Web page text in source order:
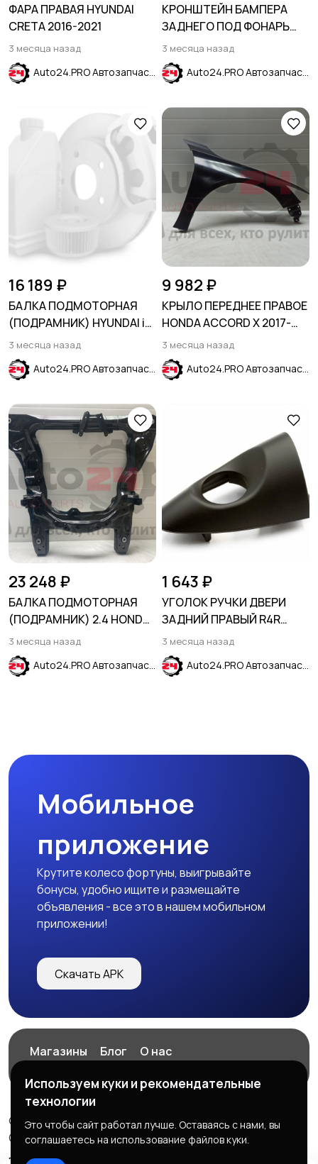
ФАРА ПРАВАЯ HYUNDAI
CRETA 2016-2021
3 месяца назад
Auto24.PRO Автозапчасти
КРОНШТЕЙН БАМПЕРА
ЗАДНЕГО ПОД ФОНАРЬ
ЛЕВЫЙ FORD ESCAPE
2020-
3 месяца назад
Auto24.PRO Автозапчасти
16 189 ₽
БАЛКА ПОДМОТОРНАЯ
(ПОДРАМНИК) HYUNDAI i
30 I 2007-2012 KIA CEED I
2006- 2,0 L
3 месяца назад
Auto24.PRO Автозапчасти
9 982 ₽
КРЫЛО ПЕРЕДНЕЕ ПРАВОЕ
HONDA ACCORD X 2017-
2023
3 месяца назад
Auto24.PRO Автозапчасти
23 248 ₽
БАЛКА ПОДМОТОРНАЯ
(ПОДРАМНИК) 2.4 HONDA
ACCORD VIII 2008-2015
3 месяца назад
Auto24.PRO Автозапчасти
1 643 ₽
УГОЛОК РУЧКИ ДВЕРИ
ЗАДНИЙ ПРАВЫЙ R4R
красный HYUNDAI CRETA
2016-2021
3 месяца назад
Auto24.PRO Автозапчасти
Мобильное
приложение
Крутите колесо фортуны, выигрывайте
бонусы, удобно ищите и размещайте
объявления - все это в нашем мобильном
приложении!
Скачать APK
Магазины Блог
О нас
© 2026 ExZz.ru - Маркетплейс Экспресс Заказ
ООО "ЭКЗЗ", ОГРН: 888333777444
Используем куки и рекомендательные
технологии
Это чтобы сайт работал лучше. Оставаясь с нами, вы
соглашаетесь на использование файлов куки.